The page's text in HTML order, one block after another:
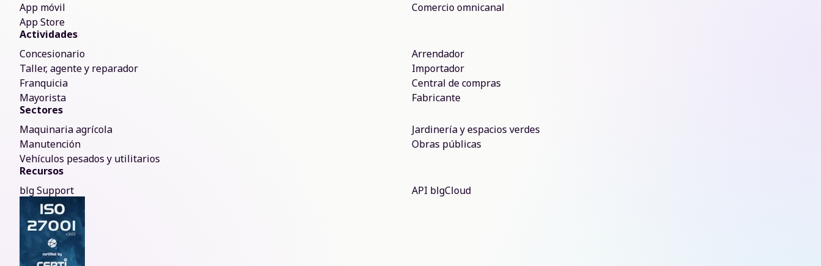
App móvil
Comercio omnicanal
App Store
Actividades
Concesionario
Arrendador
Taller, agente y reparador
Importador
Franquicia
Central de compras
Mayorista
Fabricante
Sectores
Maquinaria agrícola
Jardinería y espacios verdes
Manutención
Obras públicas
Vehículos pesados y utilitarios
Recursos
blg Support
API blgCloud